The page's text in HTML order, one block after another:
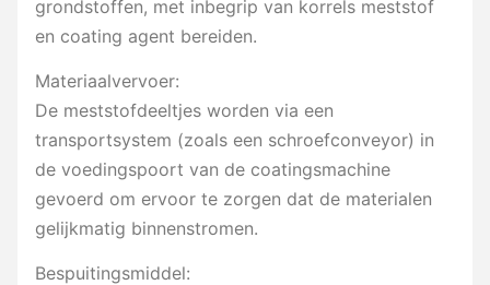
grondstoffen, met inbegrip van korrels meststof
en coating agent bereiden.
Materiaalvervoer:
De meststofdeeltjes worden via een
transportsystem (zoals een schroefconveyor) in
de voedingspoort van de coatingsmachine
gevoerd om ervoor te zorgen dat de materialen
gelijkmatig binnenstromen.
Bespuitingsmiddel: